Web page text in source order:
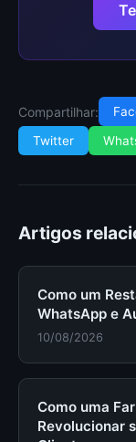
Compartilhar:
Twitter
Artigos
Como um
WhatsApp e
10/08/2026
Como uma
Revolucionar